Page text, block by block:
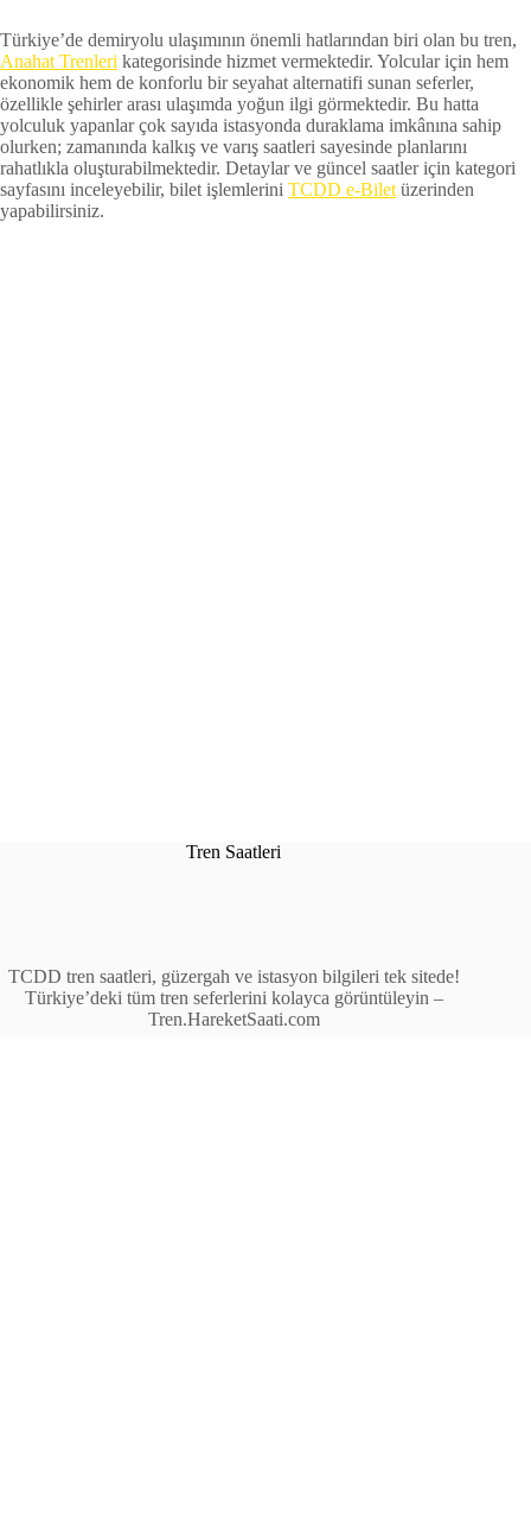
Türkiye’de demiryolu ulaşımının önemli hatlarından biri olan bu tren,
Anahat Trenleri kategorisinde hizmet vermektedir. Yolcular için hem
ekonomik hem de konforlu bir seyahat alternatifi sunan seferler,
özellikle şehirler arası ulaşımda yoğun ilgi görmektedir. Bu hatta
yolculuk yapanlar çok sayıda istasyonda duraklama imkânına sahip
olurken; zamanında kalkış ve varış saatleri sayesinde planlarını
rahatlıkla oluşturabilmektedir. Detaylar ve güncel saatler için kategori
sayfasını inceleyebilir, bilet işlemlerini TCDD e-Bilet üzerinden
yapabilirsiniz.
Tren Saatleri
TCDD tren saatleri, güzergah ve istasyon bilgileri tek sitede!
Türkiye’deki tüm tren seferlerini kolayca görüntüleyin –
Tren.HareketSaati.com